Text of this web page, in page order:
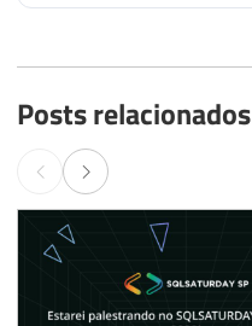
Posts relacionados